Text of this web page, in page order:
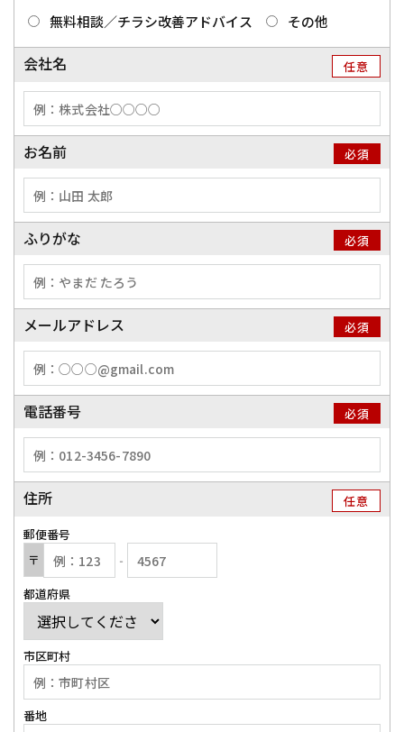
無料相談／チラシ改善アドバイス その他
会社名 任意
お名前 必須
ふりがな 必須
メールアドレス 必須
電話番号 必須
住所
任意
郵便番号
〒
‐
都道府県
市区町村
番地